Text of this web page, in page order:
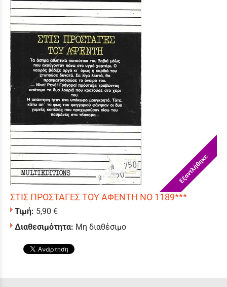
Εξαντλήθηκε
ΣΤΙΣ ΠΡΟΣΤΑΓΕΣ ΤΟΥ ΑΦΕΝΤΗ ΝΟ 1189***
Τιμή: 5,90 €
Διαθεσιμότητα: Μη διαθέσιμο